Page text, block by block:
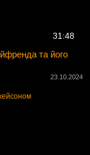
31:48
та його
23.10.2024